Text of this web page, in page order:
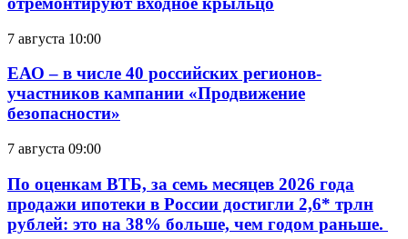
7 августа 10:00
ЕАО – в числе 40 российских регионов-
участников кампании «Продвижение
безопасности»
7 августа 09:00
По оценкам ВТБ, за семь месяцев 2026 года
продажи ипотеки в России достигли 2,6* трлн
рублей: это на 38% больше, чем годом раньше.